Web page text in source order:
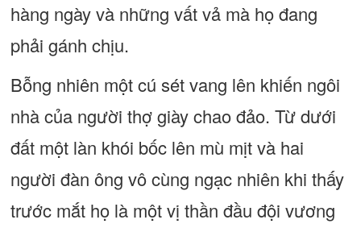
hàng ngày và những vất vả mà họ đang
phải gánh chịu.
Bỗng nhiên một cú sét vang lên khiến ngôi
nhà của người thợ giày chao đảo. Từ dưới
đất một làn khói bốc lên mù mịt và hai
người đàn ông vô cùng ngạc nhiên khi thấy
trước mắt họ là một vị thần đầu đội vương